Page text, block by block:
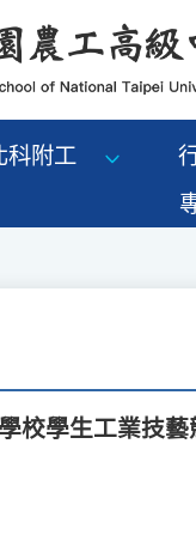
科附工
校學生工業技